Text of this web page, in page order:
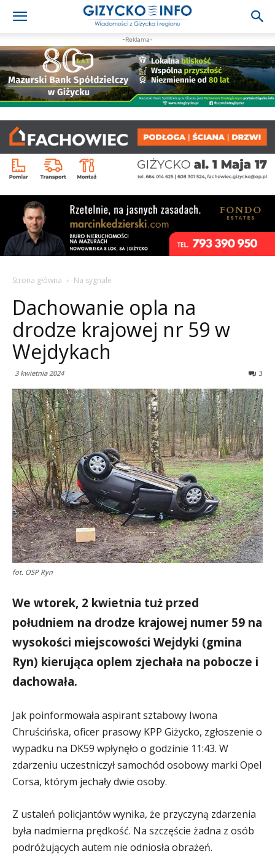
-Reklama-
Strona główna Na sygnale
Dachowanie opla na
drodze krajowej nr 59 w
Wejdykach
3 kwietnia 2024 3
fot. OSP Ryn
We wtorek, 2 kwietnia tuż przed
południem na drodze krajowej numer 59 na
wysokości miejscowości Wejdyki (gmina
Ryn) kierująca oplem zjechała na pobocze i
dachowała.
Jak poinformowała aspirant sztabowy Iwona
Chruścińska, oficer prasowy KPP Giżycko, zgłoszenie o
wypadku na DK59 wpłynęło o godzinie 11:43. W
zdarzeniu uczestniczył samochód osobowy marki Opel
Corsa, którym jechały dwie osoby.
Z ustaleń policjantów wynika, że przyczyną zdarzenia
była nadmierna prędkość. Na szczęście żadna z osób
podróżujących autem nie odniosła obrażeń.